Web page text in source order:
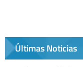
Últimas Noticias